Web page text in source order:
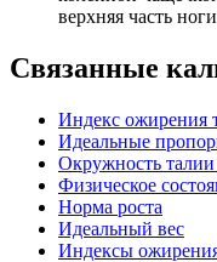
верхняя часть
Связанные
Индекс ожирения
Идеальные
Окружность талии
Физическое
Норма роста
Идеальный вес
Индексы